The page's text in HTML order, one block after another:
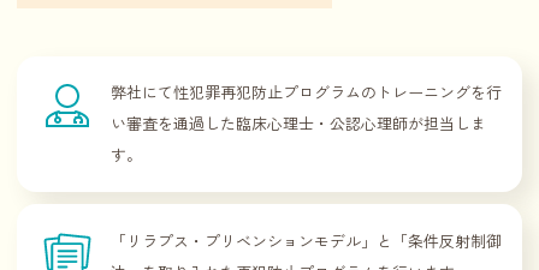
弊社にて性犯罪再犯防止プログラムのトレーニングを行
い審査を通過した臨床心理士・公認心理師が担当しま
す。
「リラプス・プリベンションモデル」と「条件反射制御